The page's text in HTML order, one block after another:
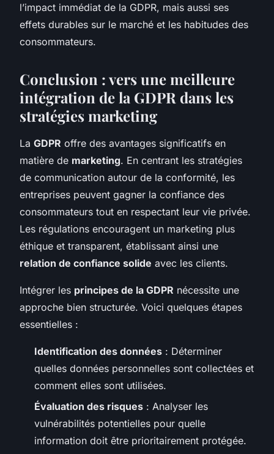
l’impact immédiat de la GDPR, mais aussi ses
effets durables sur le marché et les habitudes des
consommateurs.
Conclusion : vers une meilleure
intégration de la GDPR dans les
stratégies marketing
La GDPR offre des avantages significatifs en
matière de marketing. En centrant les stratégies
de communication autour de la conformité, les
entreprises peuvent gagner la confiance des
consommateurs tout en respectant leur vie privée.
Les régulations encouragent un marketing plus
éthique et transparent, établissant ainsi une
relation de confiance solide avec les clients.
Intégrer les principes de la GDPR nécessite une
approche bien structurée. Voici quelques étapes
essentielles :
Identification des données : Déterminer
quelles données personnelles sont collectées et
comment elles sont utilisées.
Évaluation des risques : Analyser les
vulnérabilités potentielles pour quelle
information doit être prioritairement protégée.